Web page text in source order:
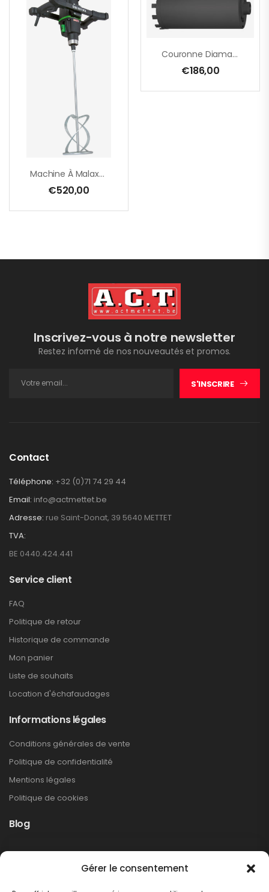
Gérer le consentement
Machine À Malaxer SET – EHR 23/2.5 S – 180 Mm + Mélangeur MG 160 – 1800 W – Câble PUR
€520,00
Couronne Diamantée M16 – Ø 67 Mm
€186,00
Inscrivez-vous à notre newsletter
Restez informé de nos nouveautés et promos.
S'INSCRIRE
Contact
Téléphone: +32 (0)71 74 29 44
Email: info@actmettet.be
Adresse: rue Saint-Donat, 39 5640 METTET
TVA:
BE 0440.424.441
Service client
FAQ
Politique de retour
Historique de commande
Mon panier
Liste de souhaits
Location d'échafaudages
Informations légales
Conditions générales de vente
Politique de confidentialité
Mentions légales
Politique de cookies
Blog